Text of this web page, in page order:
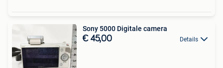
Sony 5000 Digitale camera
€ 45,00 Details